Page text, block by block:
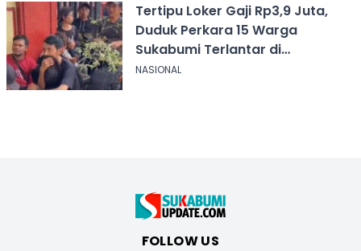
Tertipu Loker Gaji Rp3,9 Juta,
Duduk Perkara 15 Warga
Sukabumi Terlantar di
Kalimantan
NASIONAL
FOLLOW US